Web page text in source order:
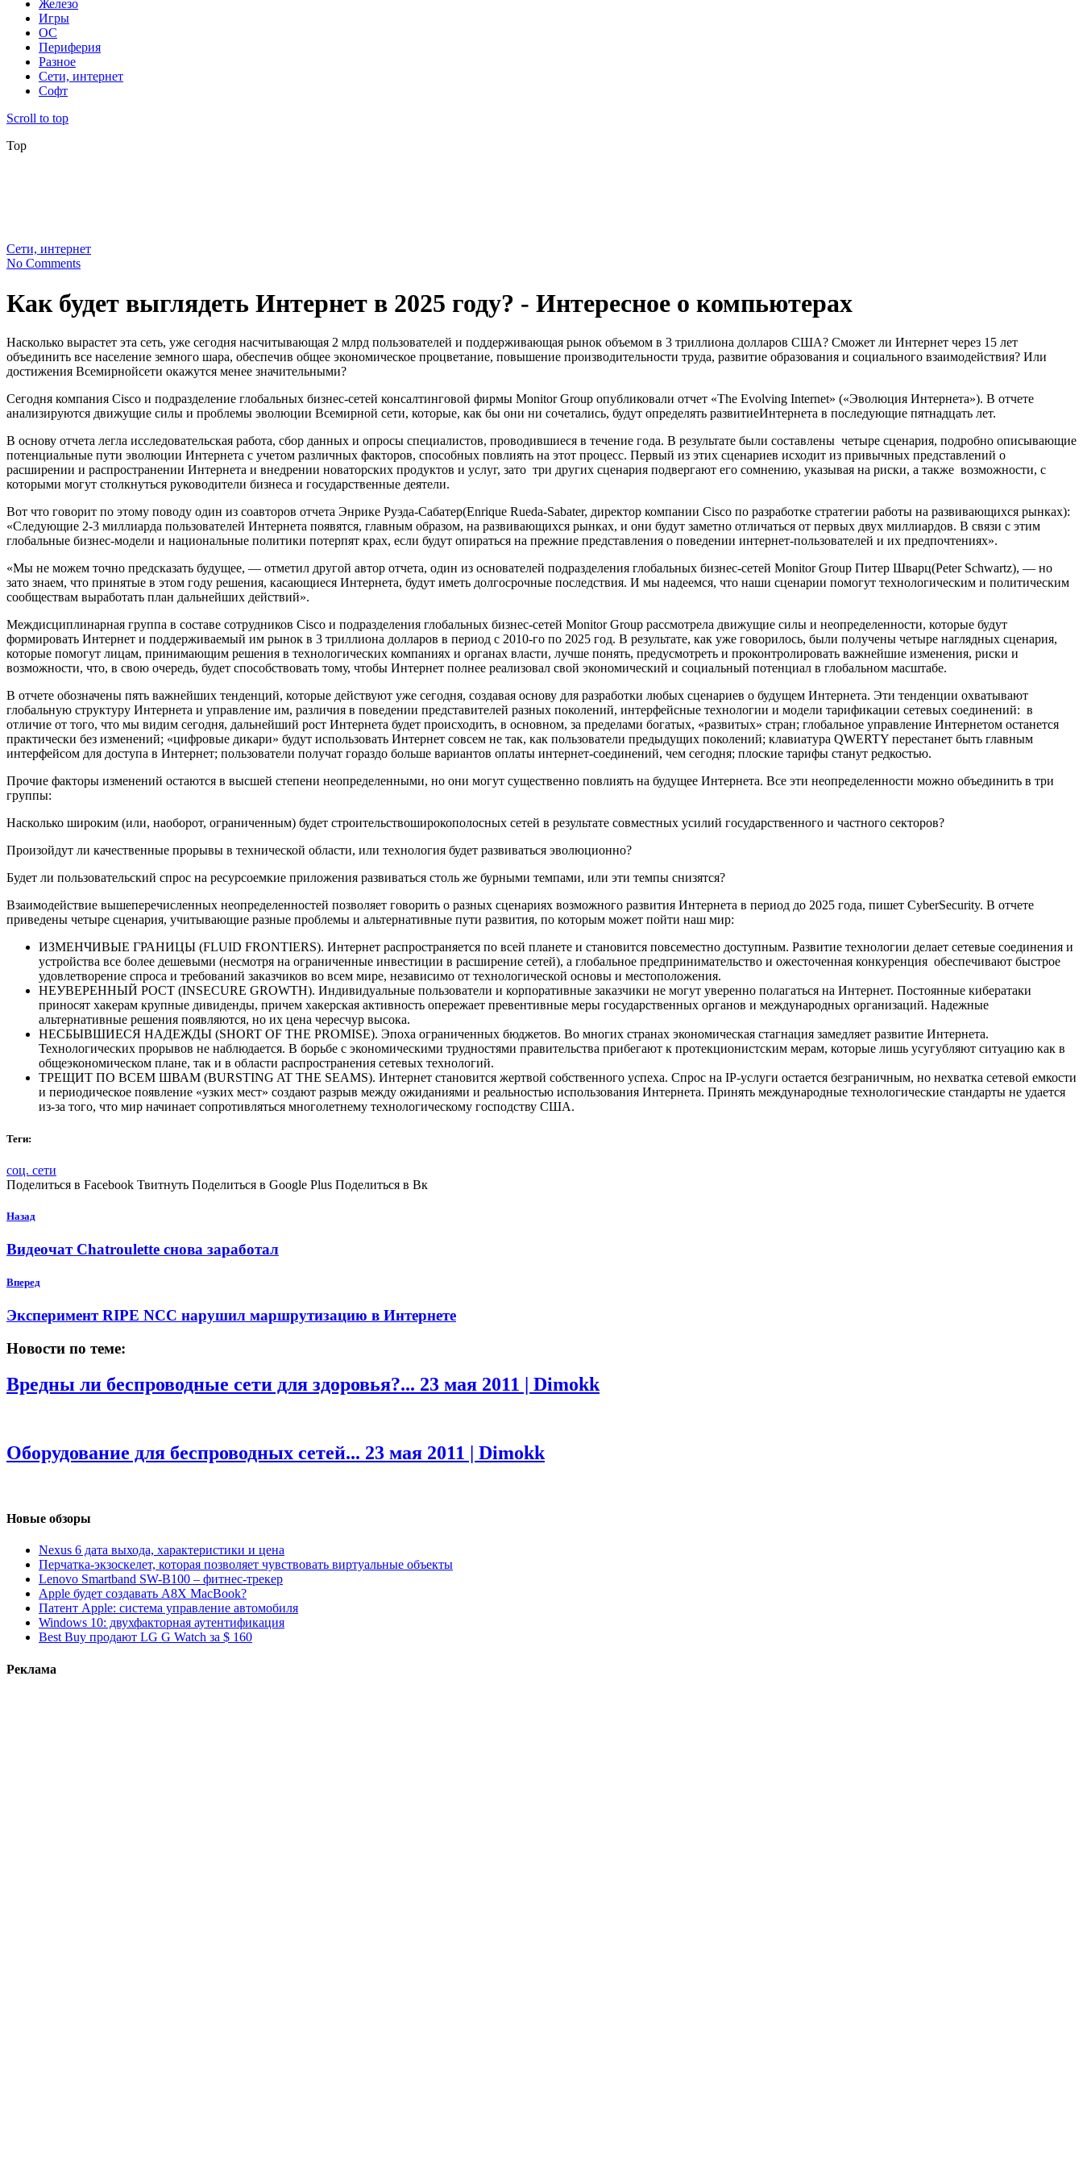
Железо
Игры
ОС
Периферия
Разное
Сети, интернет
Софт
Scroll to top
Top
Сети, интернет
No Comments
Как будет выглядеть Интернет в 2025 году? - Интересное о компьютерах
Насколько вырастет эта сеть, уже сегодня насчитывающая 2 млрд пользователей и поддерживающая рынок объемом в 3 триллиона долларов США? Сможет ли Интернет через 15 лет
объединить все население земного шара, обеспечив общее экономическое процветание, повышение производительности труда, развитие образования и социального взаимодействия? Или
достижения Всемирнойсети окажутся менее значительными?
Сегодня компания Cisco и подразделение глобальных бизнес-сетей консалтинговой фирмы Monitor Group опубликовали отчет «The Evolving Internet» («Эволюция Интернета»). В отчете
анализируются движущие силы и проблемы эволюции Всемирной сети, которые, как бы они ни сочетались, будут определять развитиеИнтернета в последующие пятнадцать лет.
В основу отчета легла исследовательская работа, сбор данных и опросы специалистов, проводившиеся в течение года. В результате были составлены четыре сценария, подробно описывающие
потенциальные пути эволюции Интернета с учетом различных факторов, способных повлиять на этот процесс. Первый из этих сценариев исходит из привычных представлений о
расширении и распространении Интернета и внедрении новаторских продуктов и услуг, зато три других сценария подвергают его сомнению, указывая на риски, а также возможности, с
которыми могут столкнуться руководители бизнеса и государственные деятели.
Вот что говорит по этому поводу один из соавторов отчета Энрике Руэда-Сабатер(Enrique Rueda-Sabater, директор компании Cisco по разработке стратегии работы на развивающихся рынках):
«Следующие 2-3 миллиарда пользователей Интернета появятся, главным образом, на развивающихся рынках, и они будут заметно отличаться от первых двух миллиардов. В связи с этим
глобальные бизнес-модели и национальные политики потерпят крах, если будут опираться на прежние представления о поведении интернет-пользователей и их предпочтениях».
«Мы не можем точно предсказать будущее, — отметил другой автор отчета, один из основателей подразделения глобальных бизнес-сетей Monitor Group Питер Шварц(Peter Schwartz), — но
зато знаем, что принятые в этом году решения, касающиеся Интернета, будут иметь долгосрочные последствия. И мы надеемся, что наши сценарии помогут технологическим и политическим
сообществам выработать план дальнейших действий».
Междисциплинарная группа в составе сотрудников Cisco и подразделения глобальных бизнес-сетей Monitor Group рассмотрела движущие силы и неопределенности, которые будут
формировать Интернет и поддерживаемый им рынок в 3 триллиона долларов в период с 2010-го по 2025 год. В результате, как уже говорилось, были получены четыре наглядных сценария,
которые помогут лицам, принимающим решения в технологических компаниях и органах власти, лучше понять, предусмотреть и проконтролировать важнейшие изменения, риски и
возможности, что, в свою очередь, будет способствовать тому, чтобы Интернет полнее реализовал свой экономический и социальный потенциал в глобальном масштабе.
В отчете обозначены пять важнейших тенденций, которые действуют уже сегодня, создавая основу для разработки любых сценариев о будущем Интернета. Эти тенденции охватывают
глобальную структуру Интернета и управление им, различия в поведении представителей разных поколений, интерфейсные технологии и модели тарификации сетевых соединений: в
отличие от того, что мы видим сегодня, дальнейший рост Интернета будет происходить, в основном, за пределами богатых, «развитых» стран; глобальное управление Интернетом останется
практически без изменений; «цифровые дикари» будут использовать Интернет совсем не так, как пользователи предыдущих поколений; клавиатура QWERTY перестанет быть главным
интерфейсом для доступа в Интернет; пользователи получат гораздо больше вариантов оплаты интернет-соединений, чем сегодня; плоские тарифы станут редкостью.
Прочие факторы изменений остаются в высшей степени неопределенными, но они могут существенно повлиять на будущее Интернета. Все эти неопределенности можно объединить в три
группы:
Насколько широким (или, наоборот, ограниченным) будет строительствоширокополосных сетей в результате совместных усилий государственного и частного секторов?
Произойдут ли качественные прорывы в технической области, или технология будет развиваться эволюционно?
Будет ли пользовательский спрос на ресурсоемкие приложения развиваться столь же бурными темпами, или эти темпы снизятся?
Взаимодействие вышеперечисленных неопределенностей позволяет говорить о разных сценариях возможного развития Интернета в период до 2025 года, пишет CyberSecurity. В отчете
приведены четыре сценария, учитывающие разные проблемы и альтернативные пути развития, по которым может пойти наш мир:
ИЗМЕНЧИВЫЕ ГРАНИЦЫ (FLUID FRONTIERS). Интернет распространяется по всей планете и становится повсеместно доступным. Развитие технологии делает сетевые соединения и
устройства все более дешевыми (несмотря на ограниченные инвестиции в расширение сетей), а глобальное предпринимательство и ожесточенная конкуренция обеспечивают быстрое
удовлетворение спроса и требований заказчиков во всем мире, независимо от технологической основы и местоположения.
НЕУВЕРЕННЫЙ РОСТ (INSECURE GROWTH). Индивидуальные пользователи и корпоративные заказчики не могут уверенно полагаться на Интернет. Постоянные кибератаки
приносят хакерам крупные дивиденды, причем хакерская активность опережает превентивные меры государственных органов и международных организаций. Надежные
альтернативные решения появляются, но их цена чересчур высока.
НЕСБЫВШИЕСЯ НАДЕЖДЫ (SHORT OF THE PROMISE). Эпоха ограниченных бюджетов. Во многих странах экономическая стагнация замедляет развитие Интернета.
Технологических прорывов не наблюдается. В борьбе с экономическими трудностями правительства прибегают к протекционистским мерам, которые лишь усугубляют ситуацию как в
общеэкономическом плане, так и в области распространения сетевых технологий.
ТРЕЩИТ ПО ВСЕМ ШВАМ (BURSTING AT THE SEAMS). Интернет становится жертвой собственного успеха. Спрос на IP-услуги остается безграничным, но нехватка сетевой емкости
и периодическое появление «узких мест» создают разрыв между ожиданиями и реальностью использования Интернета. Принять международные технологические стандарты не удается
из-за того, что мир начинает сопротивляться многолетнему технологическому господству США.
Теги:
соц. сети
Поделиться в Facebook Твитнуть Поделиться в Google Plus Поделиться в Вк
Назад
Видеочат Chatroulette снова заработал
Вперед
Эксперимент RIPE NCC нарушил маршрутизацию в Интернете
Новости по теме:
Вредны ли беспроводные сети для здоровья?... 23 мая 2011 | Dimokk
Оборудование для беспроводных сетей... 23 мая 2011 | Dimokk
Новые обзоры
Nexus 6 дата выхода, характеристики и цена
Перчатка-экзоскелет, которая позволяет чувствовать виртуальные объекты
Lenovo Smartband SW-B100 – фитнес-трекер
Apple будет создавать A8X MacBook?
Патент Apple: система управление автомобиля
Windows 10: двухфакторная аутентификация
Best Buy продают LG G Watch за $ 160
Реклама